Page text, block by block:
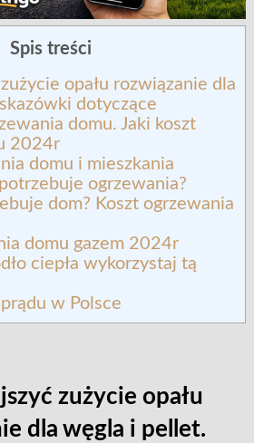
Spis treści
opału rozwiązanie dla
dotyczące
domu. Jaki koszt
2024r
domu i mieszkania
ogrzewania?
dom? Koszt ogrzewania
domu gazem 2024r
ciepła wykorzystaj tą
w Polsce
zużycie opału
dla węgla i pellet.